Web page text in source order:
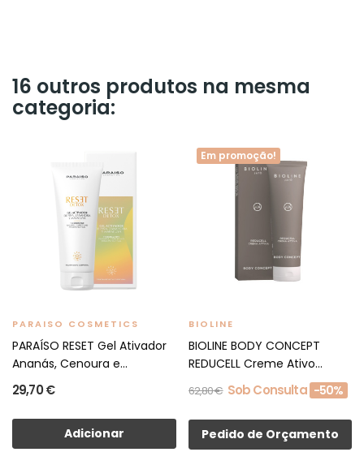
16 outros produtos na mesma
categoria:
PARAISO COSMETICS
PARAÍSO RESET Gel Ativador
Ananás, Cenoura e...
29,70 €
Adicionar
Em promoção!
BIOLINE
BIOLINE BODY CONCEPT
REDUCELL Creme Ativo
62,80 € Sob Consulta -50%
Pedido de Orçamento